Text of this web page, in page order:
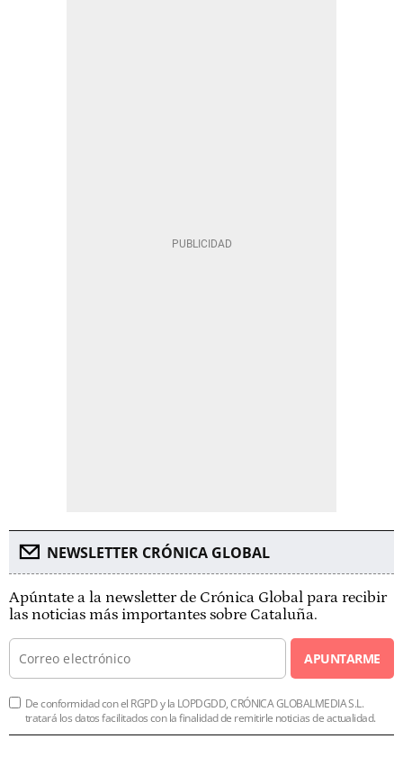
NEWSLETTER CRÓNICA GLOBAL
Apúntate a la newsletter de Crónica Global para recibir
las noticias más importantes sobre Cataluña.
APUNTARME
De conformidad con el RGPD y la LOPDGDD, CRÓNICA GLOBALMEDIA S.L.
tratará los datos facilitados con la finalidad de remitirle noticias de actualidad.